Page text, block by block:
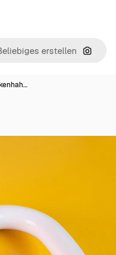
Nach